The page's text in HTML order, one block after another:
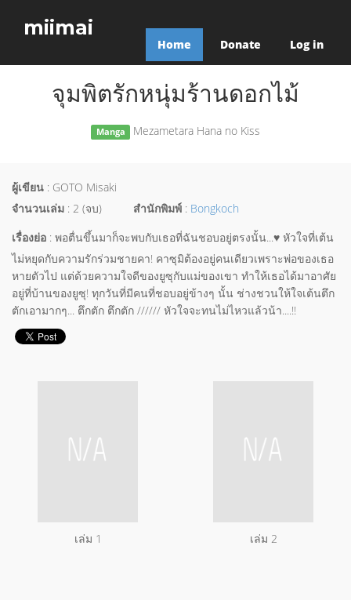
miimai
Home Donate Log in
จุมพิตรักหนุ่มร้านดอกไม้
Manga Mezametara Hana no Kiss
ผู้เขียน : GOTO Misaki
จำนวนเล่ม : 2 (จบ) สำนักพิมพ์ : Bongkoch
เรื่องย่อ : พอตื่นขึ้นมาก็จะพบกับเธอที่ฉันชอบอยู่ตรงนั้น...♥ หัวใจที่เต้น
ไม่หยุดกับความรักร่วมชายคา! คาซุมิต้องอยู่คนเดียวเพราะพ่อของเธอ
หายตัวไป แต่ด้วยความใจดีของยูซุกับแม่ของเขา ทำให้เธอได้มาอาศัย
อยู่ที่บ้านของยูซุ! ทุกวันที่มีคนที่ชอบอยู่ข้างๆ นั้น ช่างชวนให้ใจเต้นตึก
ตักเอามากๆ... ตึกตัก ตึกตัก ////// หัวใจจะทนไม่ไหวแล้วน้า....!!
เล่ม 1 เล่ม 2